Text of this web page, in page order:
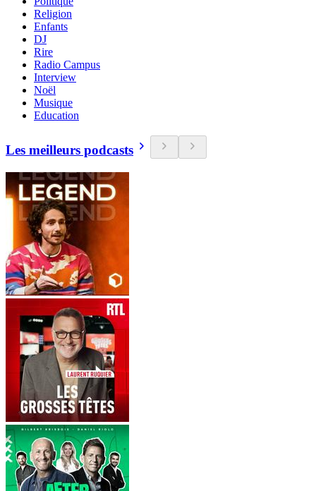
Religion
Enfants
DJ
Rire
Radio Campus
Interview
Noël
Musique
Education
Les meilleurs podcasts